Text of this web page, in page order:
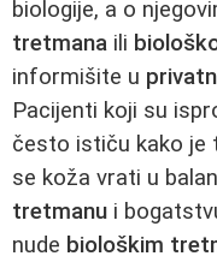
biologije, a o
tretmana ili
informišite u
Pacijenti koji su
često ističu kako je
se koža vrati u
tretmanu i
nude biološkim